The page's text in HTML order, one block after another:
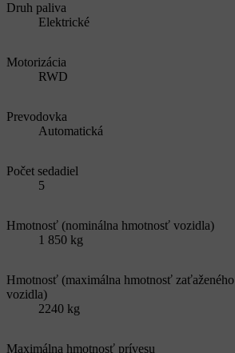
Druh paliva
Elektrické
Motorizácia
RWD
Prevodovka
Automatická
Počet sedadiel
5
Hmotnosť (nominálna hmotnosť vozidla)
1 850 kg
Hmotnosť (maximálna hmotnosť zaťaženého
vozidla)
2240 kg
Maximálna hmotnosť prívesu